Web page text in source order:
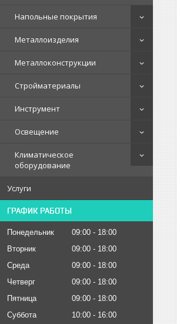
Напольные покрытия
Металлоизделия
Металлоконструкции
Стройматериалы
Инструмент
Освещение
Климатическое
оборудование
Услуги
ГРАФИК РАБОТЫ
Понедельник 09:00
18:00
Вторник
09:00
18:00
Среда
09:00
18:00
Четверг
09:00
18:00
Пятница
09:00
18:00
Суббота
10:00
16:00